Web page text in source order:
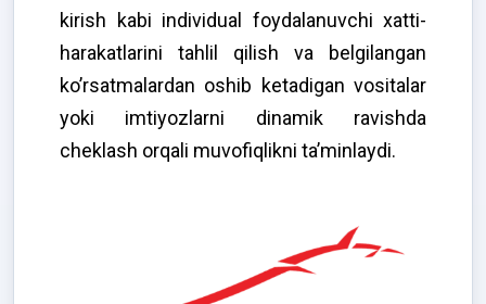
kirish kabi individual foydalanuvchi xatti-
harakatlarini tahlil qilish va belgilangan
ko’rsatmalardan oshib ketadigan vositalar
yoki imtiyozlarni dinamik ravishda
cheklash orqali muvofiqlikni ta’minlaydi.